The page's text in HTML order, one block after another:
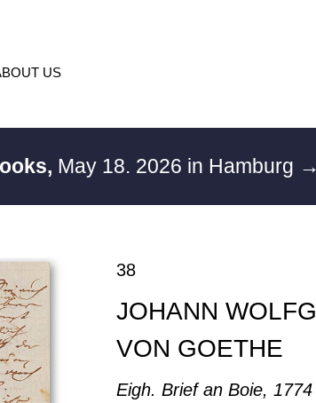
US
May 18. 2026 in Hamburg
38
JOHANN
VON GOETHE
Eigh. Brief an Boie, 1774